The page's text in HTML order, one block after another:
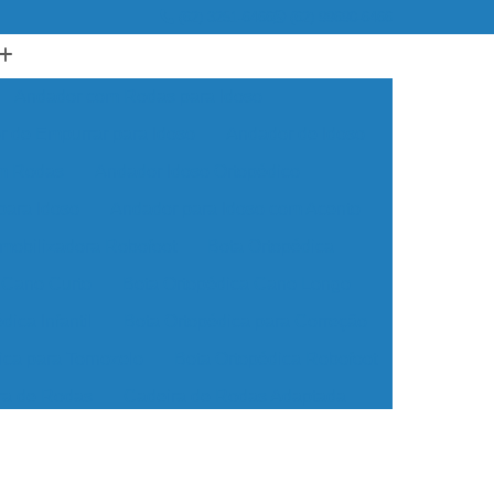
Manual